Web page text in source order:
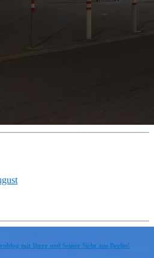
mit Ihrer und Seiner Sicht aus Berlin!